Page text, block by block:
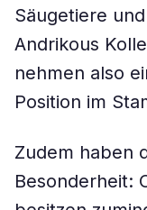
Säugetiere
Andrikous
nehmen also
Position im
Zudem haben
Besonderheit: